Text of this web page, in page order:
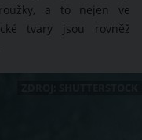
a to nejen ve
tvary jsou rovněž